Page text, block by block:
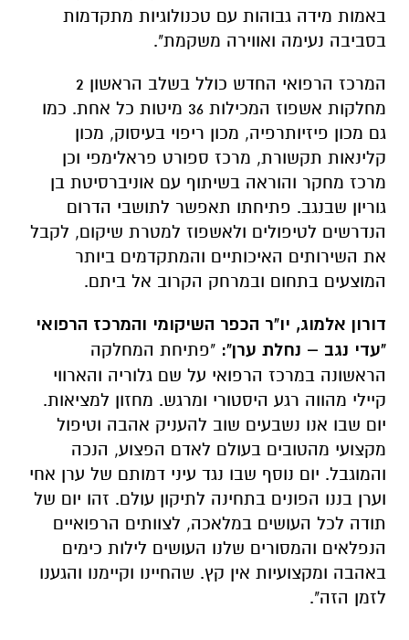
מחלקות אשפוז המכילות 36 מיטות כל אחת. כמו
גם מכון פיזיותרפיה, מכון ריפוי בעיסוק, מכון
מרכז מחקר והוראה בשיתוף עם אוניברסיטת בן
גוריון שבנגב. פתיחתו תאפשר לתושבי הדרום
הנדרשים לטיפולים ולאשפוז למטרת שיקום, לקבל
את השירותים האיכותיים והמתקדמים ביותר
המוצעים בתחום ובמרחק הקרוב אל ביתם.
דורון אלמוג, יו"ר הכפר השיקומי והמרכז הרפואי
"עדי נגב – נחלת ערן":"פתיחת המחלקה
הראשונה במרכז הרפואי על שם גלוריה והארווי
יום שבו אנו נשבעים שוב להעניק אהבה וטיפול
מקצועי מהטובים בעולם לאדם הפצוע, הנכה
והמוגבל. יום נוסף שבו נגד עיני דמותם של ערן אחי
וערן בננו הפונים בתחינה לתיקון עולם. זהו יום של
תודה לכל העושים במלאכה, לצוותים הרפואיים
הנפלאים והמסורים שלנו העושים לילות כימים
באהבה ומקצועיות אין קץ. שהחיינו וקיימנו והגענו
לזמן הזה".
אינדקס העסקים של באר שבע נט